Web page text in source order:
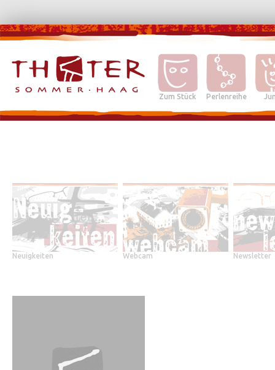
Zum Stück Perlenreihe
Neuigkeiten Webcam Newsletter